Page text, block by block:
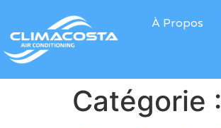
À Propos
Catégorie :